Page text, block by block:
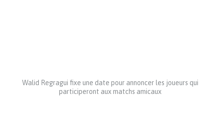
Walid Regragui fixe une date pour annoncer les joueurs qui
participeront aux matchs amicaux